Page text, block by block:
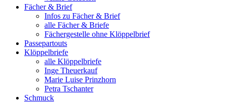
Fächer & Brief
Infos zu Fächer & Brief
alle Fächer & Briefe
Fächergestelle ohne Klöppelbrief
Passepartouts
Klöppelbriefe
alle Klöppelbriefe
Inge Theuerkauf
Marie Luise Prinzhorn
Petra Tschanter
Schmuck